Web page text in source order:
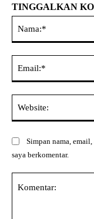
TINGGALKAN
Simpan nama,
saya berkomentar.